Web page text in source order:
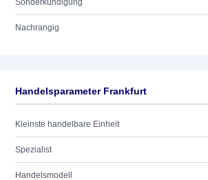
Sonderkündigung
Nachrangig
Handelsparameter Frankfurt
Kleinste handelbare Einheit
Spezialist
Handelsmodell